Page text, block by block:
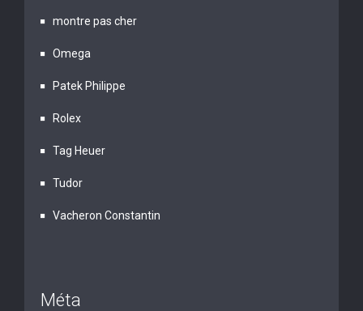
montre pas cher
Omega
Patek Philippe
Rolex
Tag Heuer
Tudor
Vacheron Constantin
Méta